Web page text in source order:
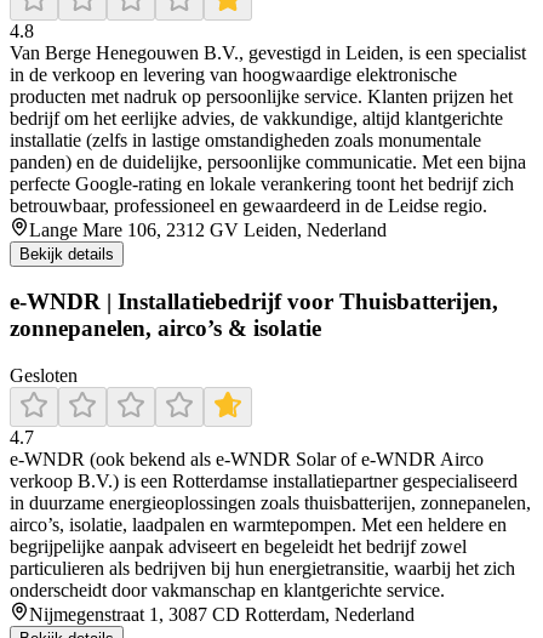
4.8
Van Berge Henegouwen B.V., gevestigd in Leiden, is een specialist
in de verkoop en levering van hoogwaardige elektronische
producten met nadruk op persoonlijke service. Klanten prijzen het
bedrijf om het eerlijke advies, de vakkundige, altijd klantgerichte
installatie (zelfs in lastige omstandigheden zoals monumentale
panden) en de duidelijke, persoonlijke communicatie. Met een bijna
perfecte Google-rating en lokale verankering toont het bedrijf zich
betrouwbaar, professioneel en gewaardeerd in de Leidse regio.
Lange Mare 106, 2312 GV Leiden, Nederland
Bekijk details
e-WNDR | Installatiebedrijf voor Thuisbatterijen,
zonnepanelen, airco’s & isolatie
Gesloten
4.7
e‑WNDR (ook bekend als e‑WNDR Solar of e‑WNDR Airco
verkoop B.V.) is een Rotterdamse installatiepartner gespecialiseerd
in duurzame energieoplossingen zoals thuisbatterijen, zonnepanelen,
airco’s, isolatie, laadpalen en warmtepompen. Met een heldere en
begrijpelijke aanpak adviseert en begeleidt het bedrijf zowel
particulieren als bedrijven bij hun energietransitie, waarbij het zich
onderscheidt door vakmanschap en klantgerichte service.
Nijmegenstraat 1, 3087 CD Rotterdam, Nederland